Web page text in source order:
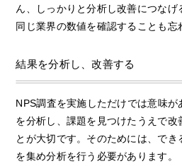
ん、しっかりと分析し改善につなげ
同じ業界の数値を確認することも忘
結果を分析し、改善する
NPS調査を実施しただけでは意味
を分析し、課題を見つけたうえで改
とが大切です。そのためには、でき
を集め分析を行う必要があります。